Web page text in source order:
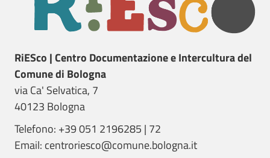
RiESco | Centro Documentazione e Intercultura del
Comune di Bologna
via Ca' Selvatica, 7
40123 Bologna
Telefono: +39 051 2196285 | 72
Email: centroriesco@comune.bologna.it